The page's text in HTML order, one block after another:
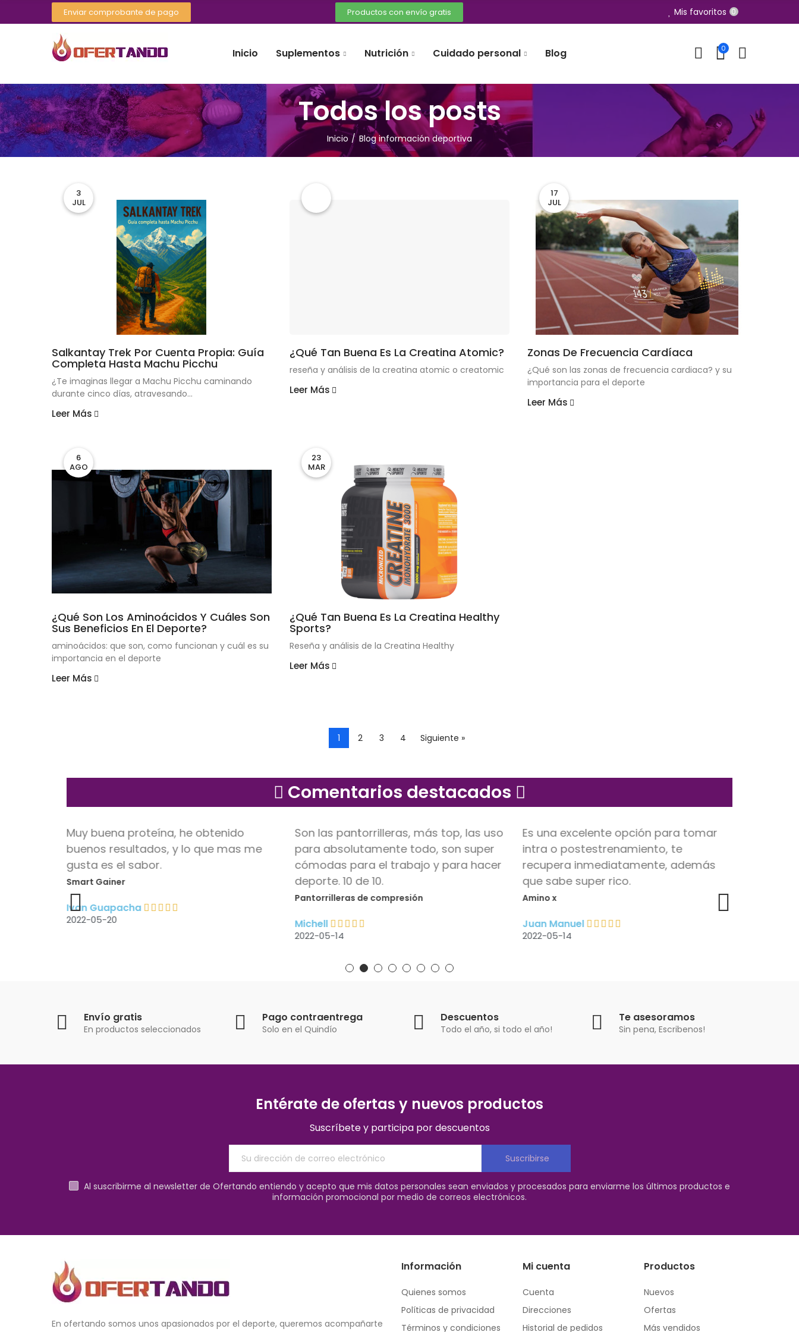
Enviar comprobante de pago Productos con envío gratis Mis favoritos 0
Inicio Suplementos Nutrición Cuidado personal Blog 0
Todos los posts
Inicio Blog información deportiva
3
JUL
Salkantay Trek Por Cuenta Propia: Guía
Completa Hasta Machu Picchu
¿Te imaginas llegar a Machu Picchu caminando
durante cinco días, atravesando...
Leer Más
¿Qué Tan Buena Es La Creatina Atomic?
reseña y análisis de la creatina atomic o creatomic
Leer Más
17
JUL
Zonas De Frecuencia Cardíaca
¿Qué son las zonas de frecuencia cardiaca? y su
importancia para el deporte
Leer Más
6
AGO
¿Qué Son Los Aminoácidos Y Cuáles Son
Sus Beneficios En El Deporte?
aminoácidos: que son, como funcionan y cuál es su
importancia en el deporte
Leer Más
23
MAR
¿Qué Tan Buena Es La Creatina Healthy
Sports?
Reseña y análisis de la Creatina Healthy
Leer Más
1 2 3 4 Siguiente »
Comentarios destacados
Muy buena proteína, he obtenido
buenos resultados, y lo que mas me
gusta es el sabor.
Smart Gainer
Ivan Guapacha
2022-05-20
Son las pantorrilleras, más top, las uso
para absolutamente todo, son super
cómodas para el trabajo y para hacer
deporte. 10 de 10.
Pantorrilleras de compresión
Michell
2022-05-14
Es una excelente opción para tomar
intra o postestrenamiento, te
recupera inmediatamente, además
que sabe super rico.
Amino x
Juan Manuel
2022-05-14
Envío gratis
En productos seleccionados
Pago contraentrega
Solo en el Quindío
Descuentos
Todo el año, si todo el año!
Te asesoramos
Sin pena, Escribenos!
Entérate de ofertas y nuevos productos
Suscríbete y participa por descuentos
Suscribirse
Al suscribirme al newsletter de Ofertando entiendo y acepto que mis datos personales sean enviados y procesados para enviarme los últimos productos e
información promocional por medio de correos electrónicos.
En ofertando somos unos apasionados por el deporte, queremos acompañarte
Información
Quienes somos
Políticas de privacidad
Términos y condiciones
Mi cuenta
Cuenta
Direcciones
Historial de pedidos
Productos
Nuevos
Ofertas
Más vendidos